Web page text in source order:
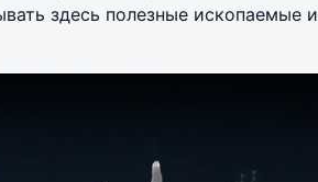
здесь полезные ископаемые и